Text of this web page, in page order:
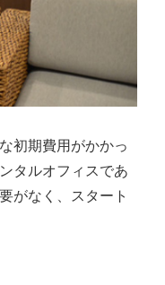
初期費用がかかっ
タルオフィスであ
がなく、スタート